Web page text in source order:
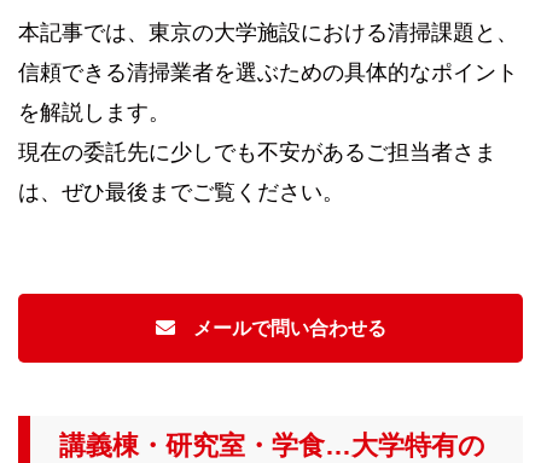
本記事では、東京の大学施設における清掃課題と、
信頼できる清掃業者を選ぶための具体的なポイント
を解説します。
現在の委託先に少しでも不安があるご担当者さま
は、ぜひ最後までご覧ください。
メールで問い合わせる
講義棟・研究室・学食…大学特有の